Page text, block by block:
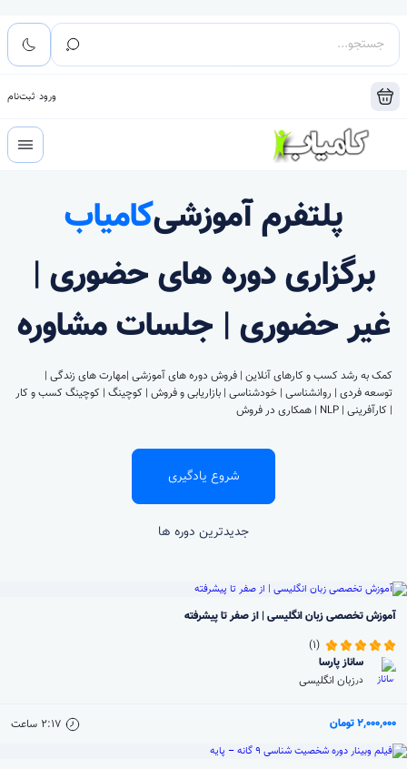
ورود ثبت‌نام
پلتفرم آموزشیکامیاب
برگزاری دوره های حضوری |
غیر حضوری | جلسات مشاوره
کمک به رشد کسب و کارهای آنلاین | فروش دوره های آموزشی |مهارت های زندگی |
توسعه فردی | روانشناسی | خودشناسی | بازاریابی و فروش | کوچینگ | کوچینگ کسب و کار
| کارآفرینی | NLP | همکاری در فروش
شروع یادگیری
جدیدترین دوره ها
آموزش تخصصی زبان انگلیسی | از صفر تا پیشرفته
(1)
ساناز پارسا
درزبان انگلیسی
2,000,000 تومان 2:17 ساعت